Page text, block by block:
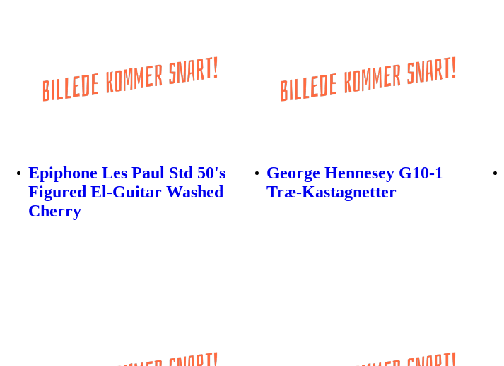
Epiphone Les Paul Std 50's
Figured El-Guitar Washed
Cherry
George Hennesey G10-1
Træ-Kastagnetter